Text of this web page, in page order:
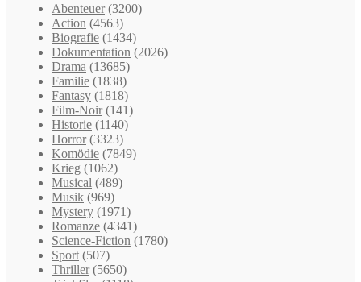
Abenteuer (3200)
Action (4563)
Biografie (1434)
Dokumentation (2026)
Drama (13685)
Familie (1838)
Fantasy (1818)
Film-Noir (141)
Historie (1140)
Horror (3323)
Komödie (7849)
Krieg (1062)
Musical (489)
Musik (969)
Mystery (1971)
Romanze (4341)
Science-Fiction (1780)
Sport (507)
Thriller (5650)